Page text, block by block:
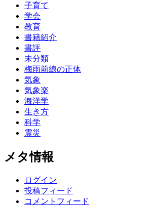
子育て
学会
教育
書籍紹介
書評
未分類
梅雨前線の正体
気象
気象楽
海洋学
生き方
科学
震災
メタ情報
ログイン
投稿フィード
コメントフィード